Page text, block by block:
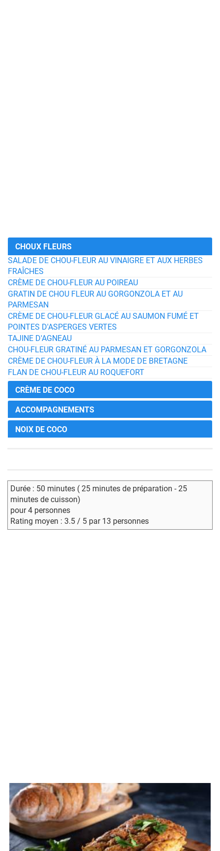
CHOUX FLEURS
SALADE DE CHOU-FLEUR AU VINAIGRE ET AUX HERBES
FRAÎCHES
CRÈME DE CHOU-FLEUR AU POIREAU
GRATIN DE CHOU FLEUR AU GORGONZOLA ET AU
PARMESAN
CRÈME DE CHOU-FLEUR GLACÉ AU SAUMON FUMÉ ET
POINTES D'ASPERGES VERTES
TAJINE D'AGNEAU
CHOU-FLEUR GRATINÉ AU PARMESAN ET GORGONZOLA
CRÈME DE CHOU-FLEUR À LA MODE DE BRETAGNE
FLAN DE CHOU-FLEUR AU ROQUEFORT
CRÈME DE COCO
ACCOMPAGNEMENTS
NOIX DE COCO
Durée : 50 minutes ( 25 minutes de préparation - 25
minutes de cuisson)
pour 4 personnes
Rating moyen : 3.5 / 5 par 13 personnes